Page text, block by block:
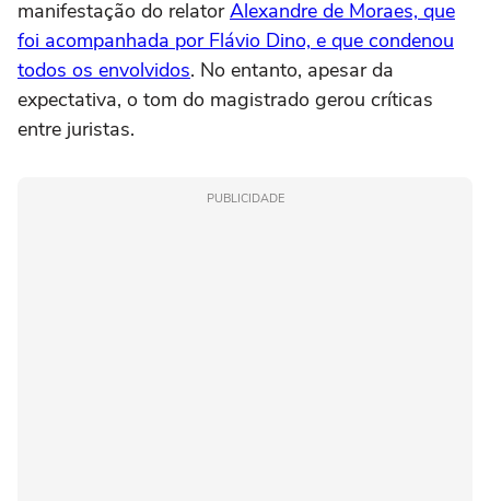
manifestação do relatorAlexandre de Moraes, que
foi acompanhada por Flávio Dino, e que condenou
todos os envolvidos. No entanto, apesar da
expectativa, o tom do magistrado gerou críticas
entre juristas.
PUBLICIDADE